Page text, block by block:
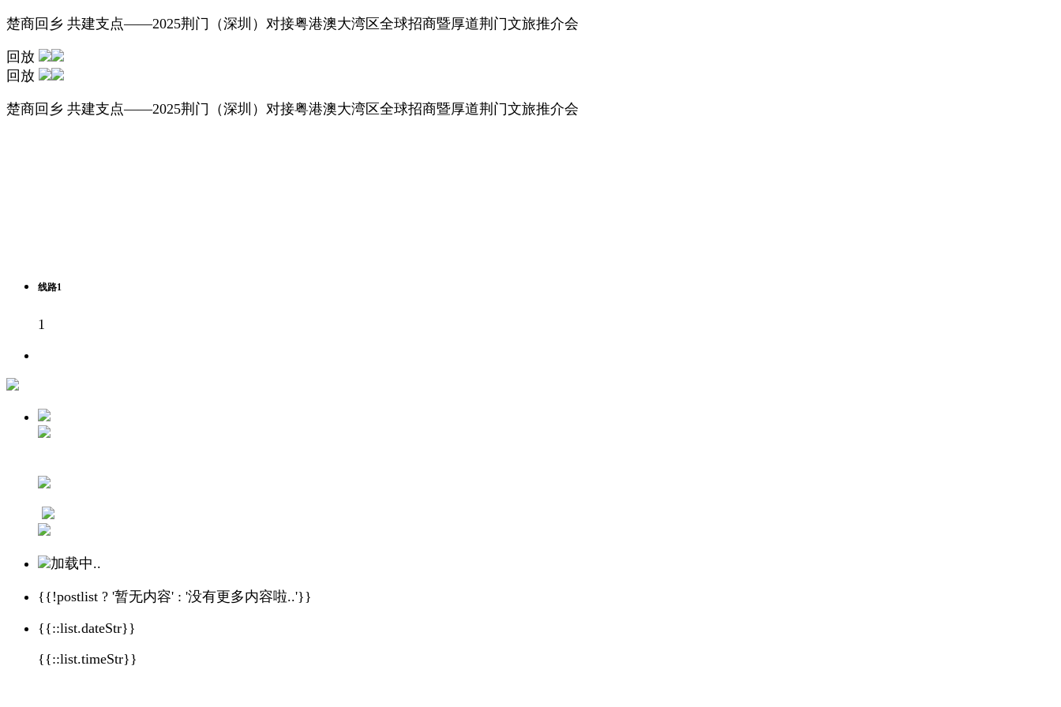
楚商回乡 共建支点——2025荆门（深圳）对接粤港澳大湾区全球招商暨厚道荆门文旅推介会
回放
回放
楚商回乡 共建支点——2025荆门（深圳）对接粤港澳大湾区全球招商暨厚道荆门文旅推介会
线路1
1
加载中..
{{!postlist ? '暂无内容' : '没有更多内容啦..'}}
{{::list.dateStr}}
{{::list.timeStr}}